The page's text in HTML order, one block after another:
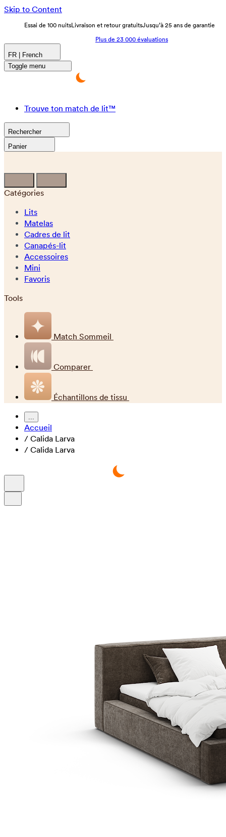
Skip to Content
Essai de 100 nuitsLivraison et retour gratuitsJusqu’à 25 ans de garantie
Plus de 23 000 évaluations
FR | French
Toggle menu
Trouve ton match de lit™
Rechercher
Panier
Catégories
Lits
Matelas
Cadres de lit
Canapés-lit
Accessoires
Mini
Favoris
Tools
Match Sommeil
Comparer
Échantillons de tissu
...
Accueil
/ Calida Larva
/ Calida Larva